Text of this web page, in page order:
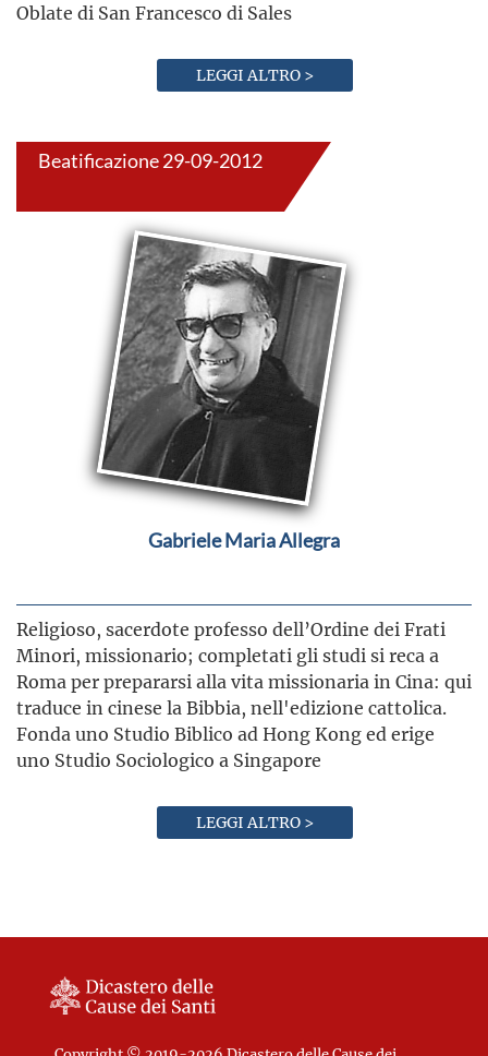
Oblate di San Francesco di Sales
LEGGI ALTRO >
Beatificazione 29-09-2012
Gabriele Maria Allegra
Religioso, sacerdote professo dell’Ordine dei Frati
Minori, missionario; completati gli studi si reca a
Roma per prepararsi alla vita missionaria in Cina: qui
traduce in cinese la Bibbia, nell'edizione cattolica.
Fonda uno Studio Biblico ad Hong Kong ed erige
uno Studio Sociologico a Singapore
LEGGI ALTRO >